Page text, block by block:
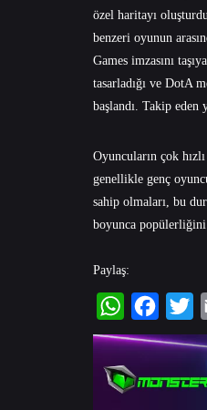
özel haritayı
benzeri oyunun
Games imzasını
tasarladığı ve DotA
başlandı. Takip eden
Oyuncuların çok
genellikle genç
sahip olmaları, bu
boyunca popülerliğini
Paylaş:
WhatsAppFacebookTwitter